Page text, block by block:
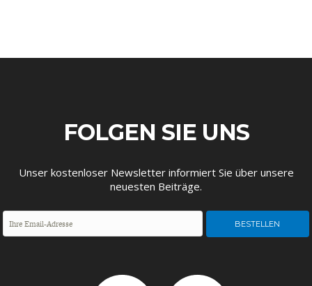
FOLGEN SIE UNS
Unser kostenloser Newsletter informiert Sie über unsere
neuesten Beiträge.